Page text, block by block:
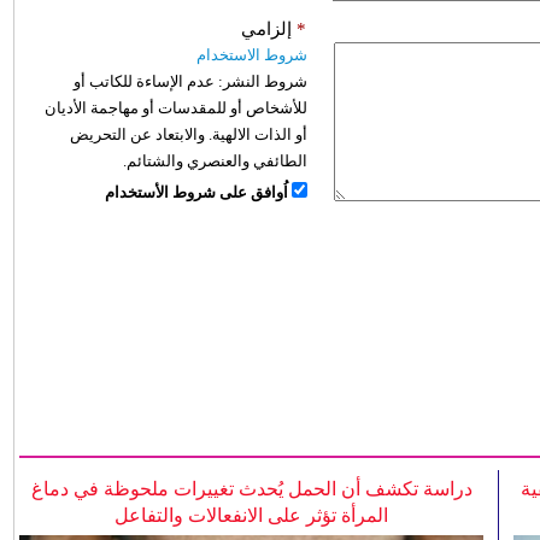
إلزامي *
شروط الاستخدام
شروط النشر: عدم الإساءة للكاتب أو
للأشخاص أو للمقدسات أو مهاجمة الأديان
أو الذات الالهية. والابتعاد عن التحريض
الطائفي والعنصري والشتائم.
اُوافق على شروط الأستخدام
دراسة تكشف أن الحمل يُحدث تغييرات ملحوظة في دماغ
المرأة تؤثر على الانفعالات والتفاعل